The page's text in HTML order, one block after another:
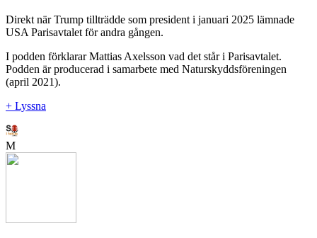
Direkt när Trump tillträdde som president i januari 2025 lämnade
USA Parisavtalet för andra gången.
I podden förklarar Mattias Axelsson vad det står i Parisavtalet.
Podden är producerad i samarbete med Naturskyddsföreningen
(april 2021).
+ Lyssna
M